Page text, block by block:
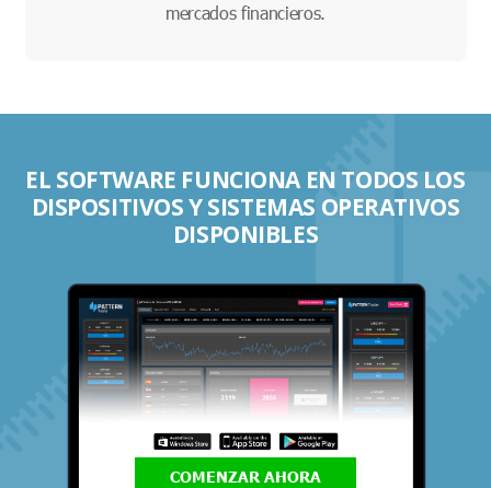
mercados financieros.
EL SOFTWARE FUNCIONA EN TODOS LOS
DISPOSITIVOS Y SISTEMAS OPERATIVOS
DISPONIBLES
COMENZAR AHORA